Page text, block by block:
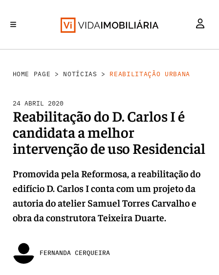
HOME PAGE > NOTÍCIAS > REABILITAÇÃO URBANA
24 ABRIL 2020
Reabilitação do D. Carlos I é
candidata a melhor
intervenção de uso Residencial
Promovida pela Reformosa, a reabilitação do
edifício D. Carlos I conta com um projeto da
autoria do atelier Samuel Torres Carvalho e
obra da construtora Teixeira Duarte.
FERNANDA CERQUEIRA